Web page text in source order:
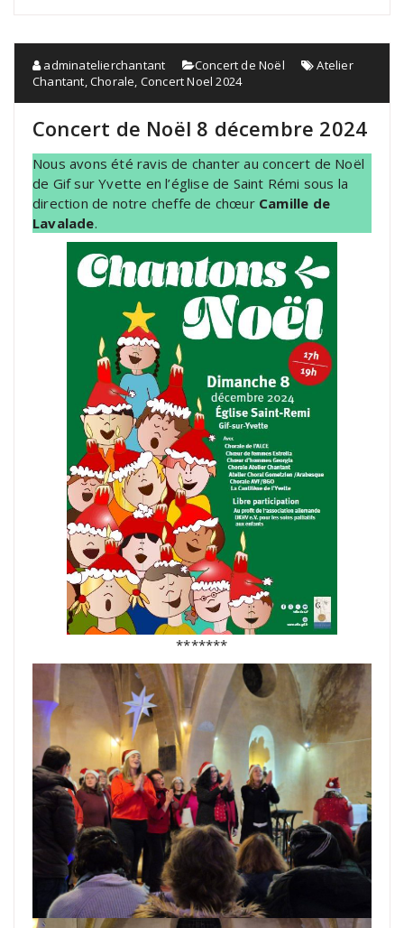
adminatelierchantant Concert de Noël
Atelier
Chantant,Chorale, Concert Noel 2024
Concert de Noël 8 décembre 2024
Nous avons été ravis de chanter au concert de Noël
de Gif sur Yvette en l’église de Saint Rémi sous la
direction de notre cheffe de chœur Camille de
Lavalade.
*******